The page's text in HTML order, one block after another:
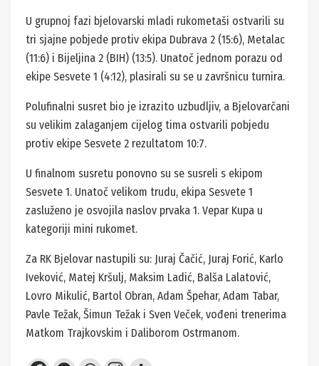
U grupnoj fazi bjelovarski mladi rukometaši ostvarili su
tri sjajne pobjede protiv ekipa Dubrava 2 (15:6), Metalac
(11:6) i Bijeljina 2 (BIH) (13:5). Unatoč jednom porazu od
ekipe Sesvete 1 (4:12), plasirali su se u završnicu turnira.
Polufinalni susret bio je izrazito uzbudljiv, a Bjelovarčani
su velikim zalaganjem cijelog tima ostvarili pobjedu
protiv ekipe Sesvete 2 rezultatom 10:7.
U finalnom susretu ponovno su se susreli s ekipom
Sesvete 1. Unatoč velikom trudu, ekipa Sesvete 1
zasluženo je osvojila naslov prvaka 1. Vepar Kupa u
kategoriji mini rukomet.
Za RK Bjelovar nastupili su: Juraj Čačić, Juraj Forić, Karlo
Iveković, Matej Kršulj, Maksim Ladić, Balša Lalatović,
Lovro Mikulić, Bartol Obran, Adam Špehar, Adam Tabar,
Pavle Težak, Šimun Težak i Sven Veček, vođeni trenerima
Matkom Trajkovskim i Daliborom Ostrmanom.